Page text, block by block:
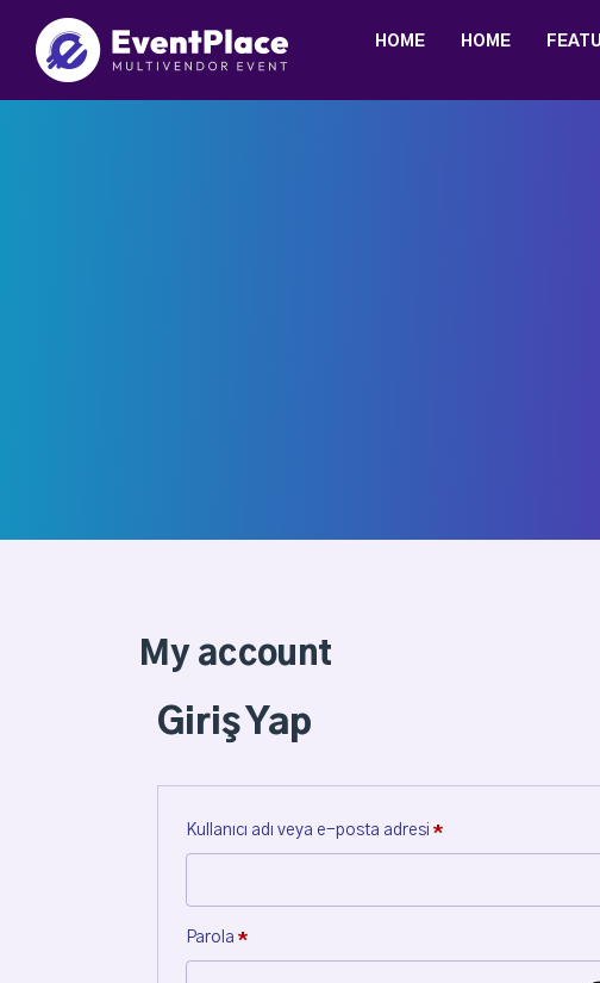
HOME HOME
My account
Giriş Yap
Kullanıcı adı veya e-posta adresi *
Parola *